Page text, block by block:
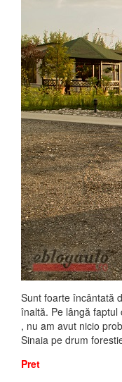
Sunt foarte încântată
înaltă. Pe lângă
, nu am avut nicio
Sinaia pe drum
Pret